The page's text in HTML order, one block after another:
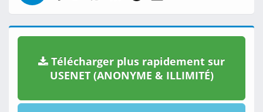
Télécharger plus rapidement sur
USENET (ANONYME & ILLIMITÉ)